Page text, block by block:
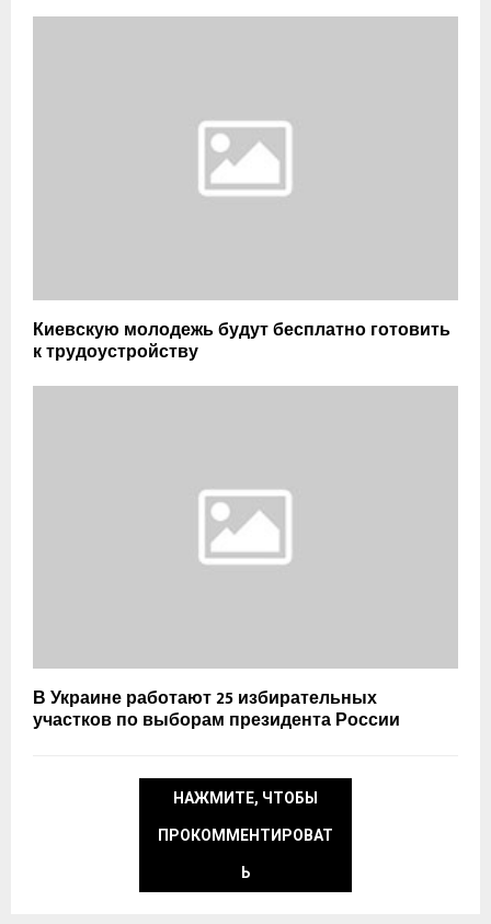
Киевскую молодежь будут бесплатно готовить
к трудоустройству
В Украине работают 25 избирательных
участков по выборам президента России
НАЖМИТЕ, ЧТОБЫ
ПРОКОММЕНТИРОВАТ
Ь